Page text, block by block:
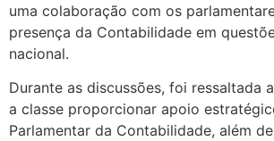
uma colaboração com os
presença da Contabilidade em
nacional.
Durante as discussões, foi ressaltada
a classe proporcionar apoio
Parlamentar da Contabilidade, além